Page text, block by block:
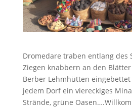
Drom­e­dare tra­ben ent­lang des
Ziegen knab­bern an den
Berber Lehmhüt­ten
jedem Dorf ein viereck­iges
Strände, grüne